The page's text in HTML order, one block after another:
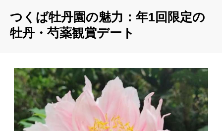
つくば牡丹園の魅力：年1回限定の
牡丹・芍薬観賞デート